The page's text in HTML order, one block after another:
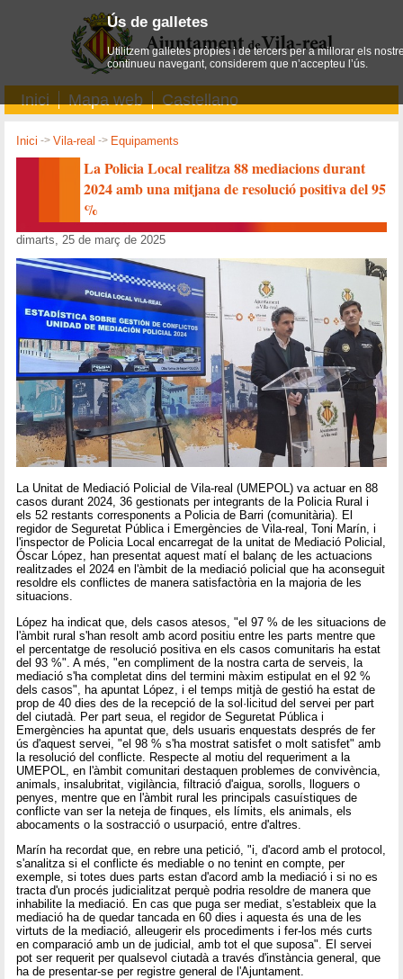
Inici Mapa web Castellano
Inici ->Vila-real -> Equipaments
La Policia Local realitza 88 mediacions durant
2024 amb una mitjana de resolució positiva del 95
%
dimarts, 25 de març de 2025
La Unitat de Mediació Policial de Vila-real (UMEPOL) va actuar en 88
casos durant 2024, 36 gestionats per integrants de la Policia Rural i
els 52 restants corresponents a Policia de Barri (comunitària). El
regidor de Seguretat Pública i Emergències de Vila-real, Toni Marín, i
l'inspector de Policia Local encarregat de la unitat de Mediació Policial,
Óscar López, han presentat aquest matí el balanç de les actuacions
realitzades el 2024 en l'àmbit de la mediació policial que ha aconseguit
resoldre els conflictes de manera satisfactòria en la majoria de les
situacions.
López ha indicat que, dels casos atesos, "el 97 % de les situacions de
l'àmbit rural s'han resolt amb acord positiu entre les parts mentre que
el percentatge de resolució positiva en els casos comunitaris ha estat
del 93 %". A més, "en compliment de la nostra carta de serveis, la
mediació s'ha completat dins del termini màxim estipulat en el 92 %
dels casos", ha apuntat López, i el temps mitjà de gestió ha estat de
prop de 40 dies des de la recepció de la sol·licitud del servei per part
del ciutadà. Per part seua, el regidor de Seguretat Pública i
Emergències ha apuntat que, dels usuaris enquestats després de fer
ús d'aquest servei, "el 98 % s'ha mostrat satisfet o molt satisfet" amb
la resolució del conflicte. Respecte al motiu del requeriment a la
UMEPOL, en l'àmbit comunitari destaquen problemes de convivència,
animals, insalubritat, vigilància, filtració d'aigua, sorolls, lloguers o
penyes, mentre que en l'àmbit rural les principals casuístiques de
conflicte van ser la neteja de finques, els límits, els animals, els
abocaments o la sostracció o usurpació, entre d'altres.
Marín ha recordat que, en rebre una petició, "i, d'acord amb el protocol,
s'analitza si el conflicte és mediable o no tenint en compte, per
exemple, si totes dues parts estan d'acord amb la mediació i si no es
tracta d'un procés judicialitzat perquè podria resoldre de manera que
inhabilite la mediació. En cas que puga ser mediat, s'estableix que la
mediació ha de quedar tancada en 60 dies i aquesta és una de les
virtuts de la mediació, alleugerir els procediments i fer-los més curts
en comparació amb un de judicial, amb tot el que suposa". El servei
pot ser requerit per qualsevol ciutadà a través d'instància general, que
ha de presentar-se per registre general de l'Ajuntament.
Ús de galletes
Utilitzem galletes pròpies i de tercers per a millorar els
continueu navegant, considerem que n’accepteu l’ús.